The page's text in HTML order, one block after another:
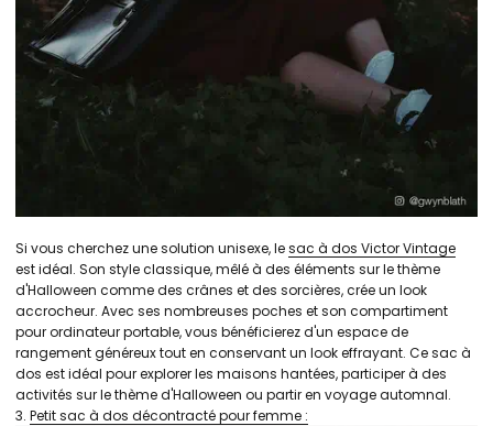
Si vous cherchez une solution unisexe, lesac à dos Victor Vintage
est idéal. Son style classique, mêlé à des éléments sur le thème
d'Halloween comme des crânes et des sorcières, crée un look
accrocheur. Avec ses nombreuses poches et son compartiment
pour ordinateur portable, vous bénéficierez d'un espace de
rangement généreux tout en conservant un look effrayant. Ce sac à
dos est idéal pour explorer les maisons hantées, participer à des
activités sur le thème d'Halloween ou partir en voyage automnal.
3. Petit sac à dos décontracté pour femme :